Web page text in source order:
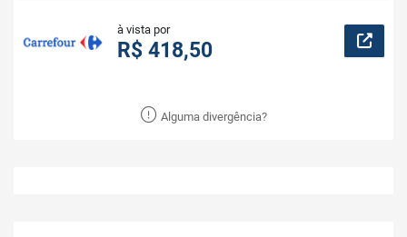
à vista por
R$ 418,50
Alguma divergência?